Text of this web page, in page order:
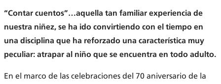
“Contar cuentos”…aquella tan familiar experiencia de
nuestra niñez, se ha ido convirtiendo con el tiempo en
una disciplina que ha reforzado una característica muy
peculiar: atrapar al niño que se encuentra en todo adulto.
En el marco de las celebraciones del 70 aniversario de la